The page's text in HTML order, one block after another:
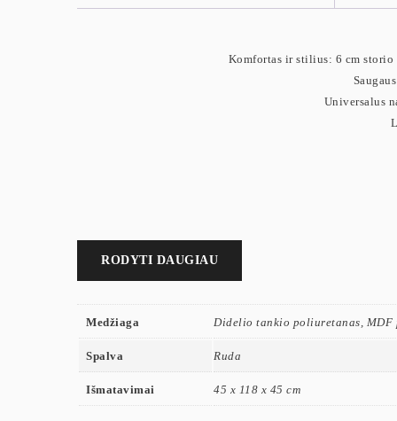
Komfortas ir stilius: 6 cm
Universalus
RODYTI DAUGIAU
Medžiaga Didelio tankio poliuretanas, MDF
Spalva Ruda
Išmatavimai 45 x 118 x 45 cm